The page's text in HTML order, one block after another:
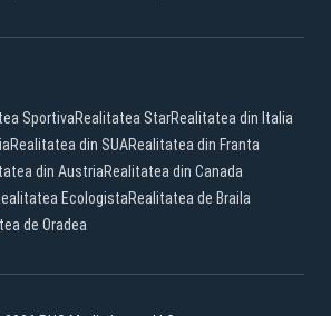
SportivaRealitatea StarRealitatea din Italia
Realitatea din SUARealitatea din Franta
din AustriaRealitatea din Canada
EcologistaRealitatea de Braila
de Oradea